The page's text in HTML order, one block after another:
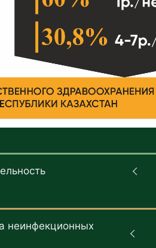
неинфекционных